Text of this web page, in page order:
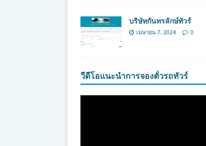
บริษัทกันทรลักษ์ทัวร์
เมษายน 7, 2024 0
วีดีโอแนะนำการจองตั๋วรถทัวร์